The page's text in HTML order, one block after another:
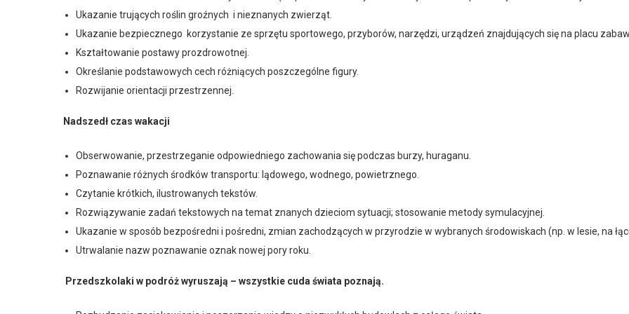
Ukazanie trujących roślin groźnych i nieznanych zwierząt.
Ukazanie bezpiecznego korzystanie ze sprzętu sportowego, przybo­rów, narzędzi, urządzeń znaj­dujących się na placu zabaw.
Kształtowanie postawy prozdrowotnej.
Określanie podstawowych cech różniących poszcze­gólne figury.
Rozwijanie orientacji przestrzennej.
Nadszedł czas wakacji
Obserwowanie, przestrzeganie odpowied­niego zachowania się pod­czas burzy, huraganu.
Poznawanie różnych środ­ków transportu: lądowego, wodnego, powietrznego.
Czytanie krótkich, ilustro­wanych tekstów.
Rozwiązywanie zadań tek­stowych na temat znanych dzieciom sytuacji; stosowa­nie metody symulacyjnej.
Ukazanie w sposób bezpośredni i pośredni, zmian zachodzących w przyrodzie w wybranych środowiskach (np. w lesie, na
Utrwalanie nazw poznawanie oznak no­wej pory roku.
Przedszkolaki w podróż wyruszają – wszystkie cuda świata poznają.